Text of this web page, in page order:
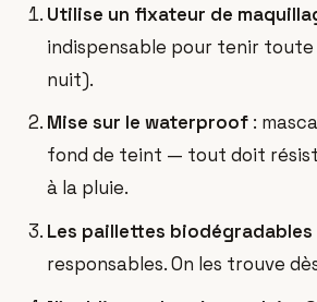
Utilise un fixateur de
indispensable pour tenir
nuit).
Mise sur le waterproof :
fond de teint — tout doit
à la pluie.
Les paillettes biodégradables
responsables. On les trouve